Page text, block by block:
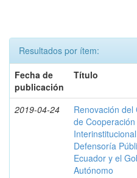
Resultados por ítem:
Fecha de
publicación
Título
2019-04-24
Renovación del
de Cooperación
Defensoría
Ecuador y el
Autónomo